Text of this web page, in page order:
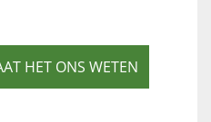
HET ONS WETEN